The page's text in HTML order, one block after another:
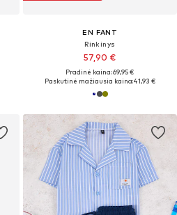
EN FANT
Rinkinys
57,90 €
Pradinė kaina: 69,95 €
Paskutinė mažiausia kaina:41,93 €